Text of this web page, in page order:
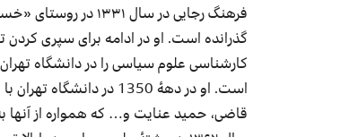
فرهنگ رجاییدر سال ۱۳۳۱ در روستای «
گذرانده است. او در ادامه برای سپری‌کردن
کارشناسی علوم سیاسی را در دانشگاه
است. او دردهۀ
قاضی، حمید عنایت و… که همواره از آنها